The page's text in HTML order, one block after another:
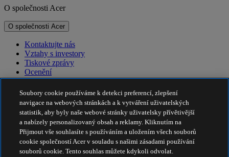
O společnosti Acer
O společnosti Acer
Kontaktujte nás
Vztahy s investory
Tiskové zprávy
Ocenění
Události
Udržitelnost
Udržitelnost
Společenská odpovědnost firem
Uhlíková stopa produktů
Program Project Humanity
Soubory cookie používáme k detekci preferencí, zlepšení
navigace na webových stránkách a k vytváření uživatelských
statistik, aby byly naše webové stránky uživatelsky přívětivější
a nabízely personalizovaný obsah a reklamy. Kliknutím na
Přijmout vše souhlasíte s používáním a uložením všech souborů
cookie společností Acer v souladu s našimi zásadami používání
souborů cookie. Tento souhlas můžete kdykoli odvolat.